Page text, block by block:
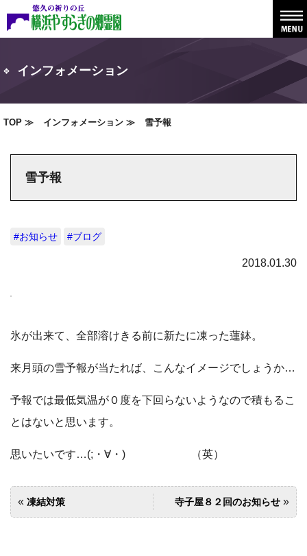
インフォメーション
TOP インフォメーション 雪予報
雪予報
#お知らせ #ブログ
2018.01.30
氷が出来て、全部溶けきる前に新たに凍った蓮鉢。
来月頭の雪予報が当たれば、こんなイメージでしょうか…
予報では最低気温が０度を下回らないようなので積もるこ
とはないと思います。
思いたいです…(;・∀・) （英）
« 凍結対策 寺子屋８２回のお知らせ »